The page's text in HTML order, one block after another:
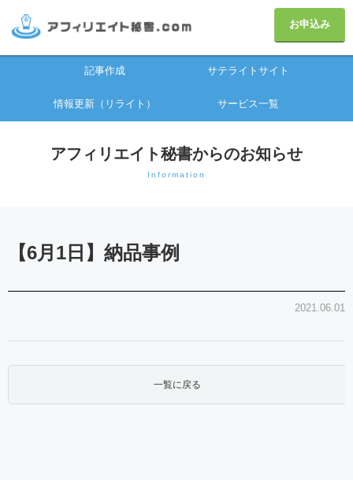
お申込み
記事作成 サテライトサイト
情報更新（リライト） サービス一覧
アフィリエイト秘書からのお知らせ
Information
【6月1日】納品事例
2021.06.01
一覧に戻る